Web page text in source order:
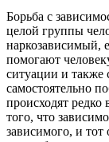
Борьба с
целой группы
наркозависимый,
помогают
ситуации и также
самостоятельно
происходят редко
того, что
зависимого, и тот